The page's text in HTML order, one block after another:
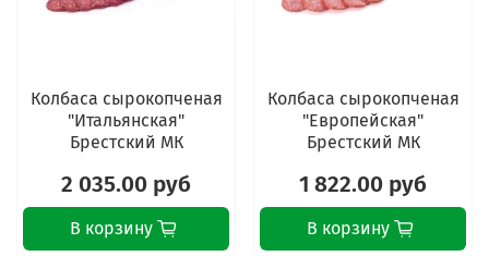
Колбаса сырокопченая
"Итальянская"
Брестский МК
2 035.00 руб
В корзину
Колбаса сырокопченая
"Европейская"
Брестский МК
1 822.00 руб
В корзину